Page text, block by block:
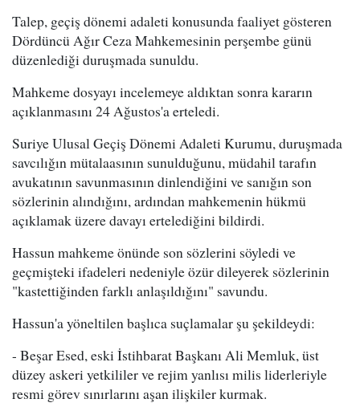
Talep, geçiş dönemi adaleti konusunda faaliyet gösteren
Dördüncü Ağır Ceza Mahkemesinin perşembe günü
düzenlediği duruşmada sunuldu.
Mahkeme dosyayı incelemeye aldıktan sonra kararın
açıklanmasını 24 Ağustos'a erteledi.
Suriye Ulusal Geçiş Dönemi Adaleti Kurumu, duruşmada
savcılığın mütalaasının sunulduğunu, müdahil tarafın
avukatının savunmasının dinlendiğini ve sanığın son
sözlerinin alındığını, ardından mahkemenin hükmü
açıklamak üzere davayı ertelediğini bildirdi.
Hassun mahkeme önünde son sözlerini söyledi ve
geçmişteki ifadeleri nedeniyle özür dileyerek sözlerinin
"kastettiğinden farklı anlaşıldığını" savundu.
Hassun'a yöneltilen başlıca suçlamalar şu şekildeydi:
- Beşar Esed, eski İstihbarat Başkanı Ali Memluk, üst
düzey askeri yetkililer ve rejim yanlısı milis liderleriyle
resmi görev sınırlarını aşan ilişkiler kurmak.